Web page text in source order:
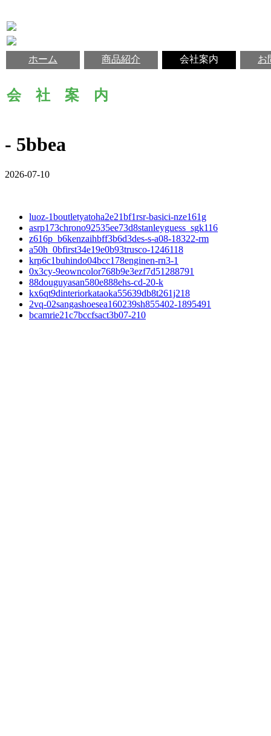
ホーム 商品紹介 会社案内 お
会 社 案 内
- 5bbea
2026-07-10
luoz-1boutletyatoha2e21bf1rsr-basici-nze161g
asrp173chrono92535ee73d8stanleyguess_sgk116
z616p_b6kenzaihbff3b6d3des-s-a08-18322-rm
a50h_0bfirst34e19e0b93trusco-1246118
krp6c1buhindo04bcc178enginen-rn3-1
0x3cy-9eowncolor768b9e3ezf7d51288791
88douguyasan580e888ehs-cd-20-k
kx6qt9dinteriorkataoka55639db8t261j218
2vq-02sangashoesea160239sh855402-1895491
bcamrie21c7bccfsact3b07-210